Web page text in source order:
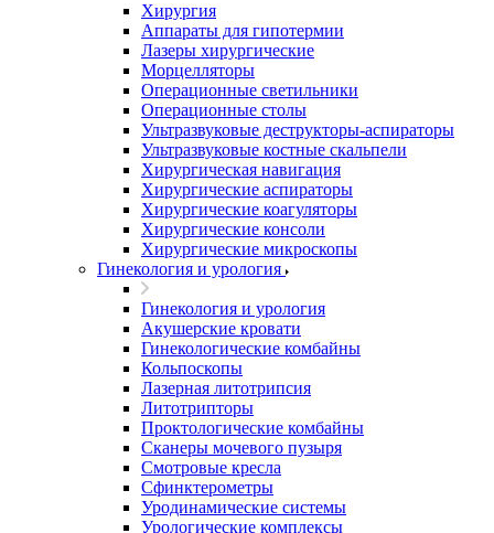
Хирургия
Аппараты для гипотермии
Лазеры хирургические
Морцелляторы
Операционные светильники
Операционные столы
Ультразвуковые деструкторы-аспираторы
Ультразвуковые костные скальпели
Хирургическая навигация
Хирургические аспираторы
Хирургические коагуляторы
Хирургические консоли
Хирургические микроскопы
Гинекология и урология
Гинекология и урология
Акушерские кровати
Гинекологические комбайны
Кольпоскопы
Лазерная литотрипсия
Литотрипторы
Проктологические комбайны
Сканеры мочевого пузыря
Смотровые кресла
Сфинктерометры
Уродинамические системы
Урологические комплексы